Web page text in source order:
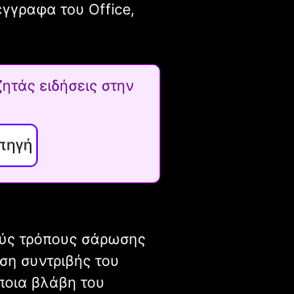
του Office,
ειδήσεις στην
τρόπους σάρωσης
συντριβής του
βλάβη του